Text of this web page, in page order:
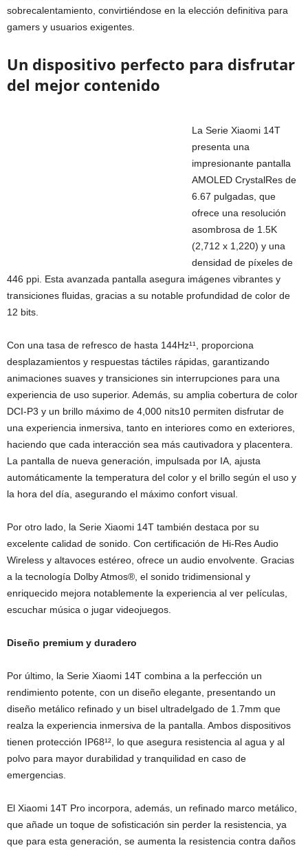
sobrecalentamiento, convirtiéndose en la elección definitiva para
gamers y usuarios exigentes.
Un dispositivo perfecto para disfrutar
del mejor contenido
La Serie Xiaomi 14T
presenta una
impresionante pantalla
AMOLED CrystalRes de
6.67 pulgadas, que
ofrece una resolución
asombrosa de 1.5K
(2,712 x 1,220) y una
densidad de píxeles de
446 ppi. Esta avanzada pantalla asegura imágenes vibrantes y
transiciones fluidas, gracias a su notable profundidad de color de
12 bits.
Con una tasa de refresco de hasta 144Hz¹¹, proporciona
desplazamientos y respuestas táctiles rápidas, garantizando
animaciones suaves y transiciones sin interrupciones para una
experiencia de uso superior. Además, su amplia cobertura de color
DCI-P3 y un brillo máximo de 4,000 nits10 permiten disfrutar de
una experiencia inmersiva, tanto en interiores como en exteriores,
haciendo que cada interacción sea más cautivadora y placentera.
La pantalla de nueva generación, impulsada por IA, ajusta
automáticamente la temperatura del color y el brillo según el uso y
la hora del día, asegurando el máximo confort visual.
Por otro lado, la Serie Xiaomi 14T también destaca por su
excelente calidad de sonido. Con certificación de Hi-Res Audio
Wireless y altavoces estéreo, ofrece un audio envolvente. Gracias
a la tecnología Dolby Atmos®, el sonido tridimensional y
enriquecido mejora notablemente la experiencia al ver películas,
escuchar música o jugar videojuegos.
Diseño premium y duradero
Por último, la Serie Xiaomi 14T combina a la perfección un
rendimiento potente, con un diseño elegante, presentando un
diseño metálico refinado y un bisel ultradelgado de 1.7mm que
realza la experiencia inmersiva de la pantalla. Ambos dispositivos
tienen protección IP68¹², lo que asegura resistencia al agua y al
polvo para mayor durabilidad y tranquilidad en caso de
emergencias.
El Xiaomi 14T Pro incorpora, además, un refinado marco metálico,
que añade un toque de sofisticación sin perder la resistencia, ya
que para esta generación, se aumenta la resistencia contra daños